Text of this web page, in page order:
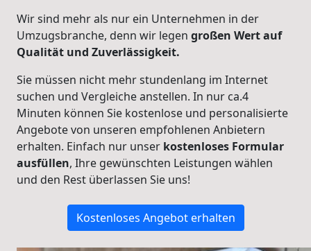
Wir sind mehr als nur ein Unternehmen in der
Umzugsbranche, denn wir legen großen Wert auf
Qualität und Zuverlässigkeit.
Sie müssen nicht mehr stundenlang im Internet
suchen und Vergleiche anstellen. In nur ca.4
Minuten können Sie kostenlose und personalisierte
Angebote von unseren empfohlenen Anbietern
erhalten. Einfach nur unser kostenloses Formular
ausfüllen, Ihre gewünschten Leistungen wählen
und den Rest überlassen Sie uns!
Kostenloses Angebot erhalten